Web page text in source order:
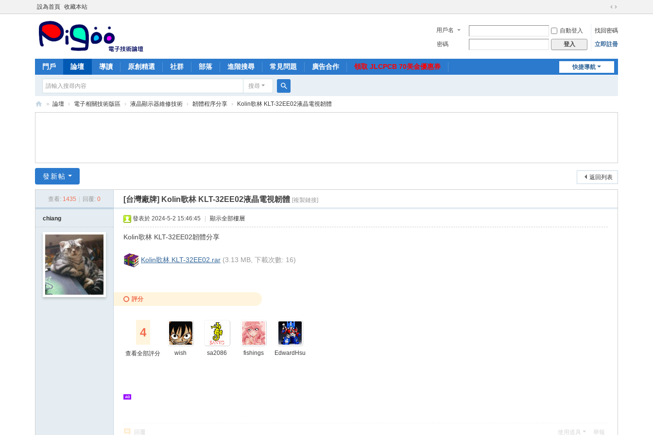
設為首頁 收藏本站
切
到
寬
用戶名 自動登入
找回密碼
密碼
登入 立即註冊
快捷導航
門戶 論壇 導讀 原創精選 社群 部落 進階搜尋 常見問題 廣告合作 領取 JLCPCB 70美金優惠券
搜尋
搜
尋
酷
» 論壇 › 電子相關技術版區 › 液晶顯示器維修技術 › 韌體程序分享 › Kolin歌林 KLT-32EE02液晶電視韌體
返回列表
發新帖
查看: 1435 回覆: 0 [台灣廠牌] Kolin歌林 KLT-32EE02液晶電視韌體 [複製鏈接]
chiang 發表於 2024-5-2 15:46:45 顯示全部樓層
Kolin歌林 KLT-32EE02韌體分享
Kolin歌林 KLT-32EE02.rar (3.13 MB, 下載次數: 16)
評分
4
查看全部評分 wish sa2086 fishings
EdwardHsu
回覆 使用道具 舉報